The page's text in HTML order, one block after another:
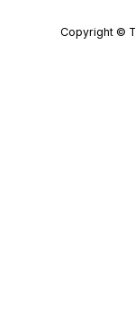
Copyright ©